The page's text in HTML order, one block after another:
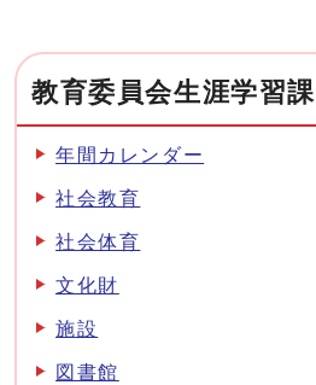
教育委員会生涯学習課
年間カレンダー
社会教育
社会体育
文化財
施設
図書館